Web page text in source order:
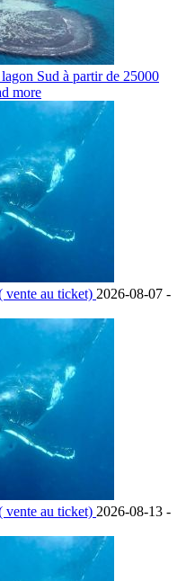
Sud à partir de 25000
more
vente au ticket) 2026-08-07 -
vente au ticket) 2026-08-13 -